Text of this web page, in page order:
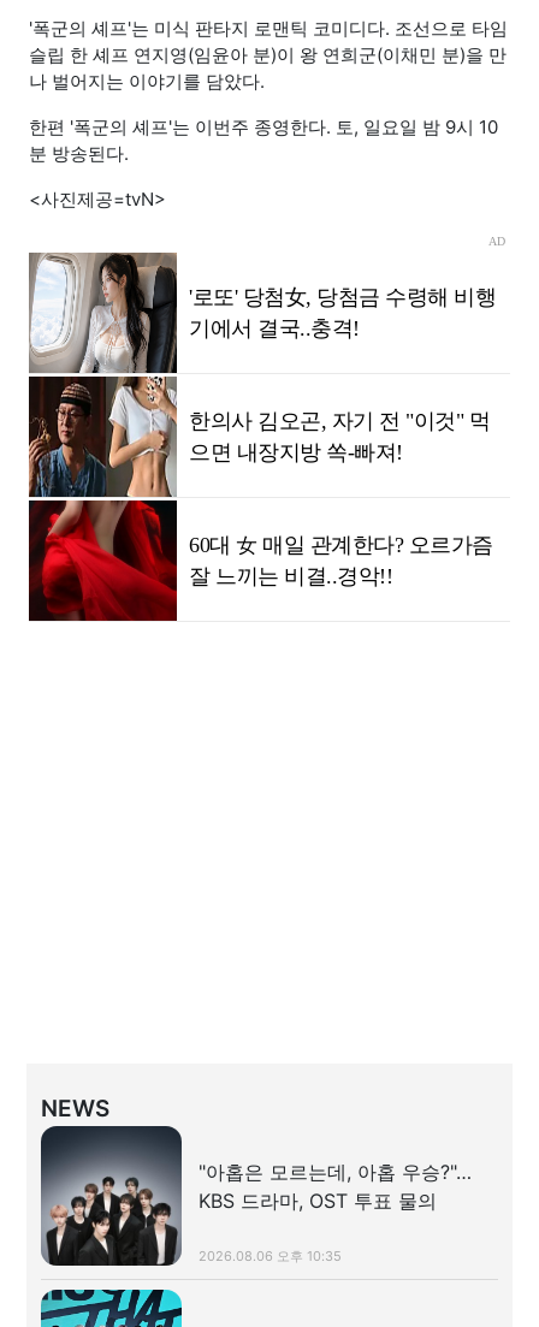
'폭군의 셰프'는 미식 판타지 로맨틱 코미디다. 조선으로 타임
슬립 한 셰프 연지영(임윤아 분)이 왕 연희군(이채민 분)을 만
나 벌어지는 이야기를 담았다.
한편 '폭군의 셰프'는 이번주 종영한다. 토, 일요일 밤 9시 10
분 방송된다.
<사진제공=tvN>
NEWS
"아홉은 모르는데, 아홉 우승?"…
KBS 드라마, OST 투표 물의
2026.08.06 오후 10:35